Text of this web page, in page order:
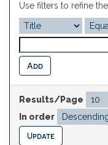
Use filters to refine
Results/Page
In order